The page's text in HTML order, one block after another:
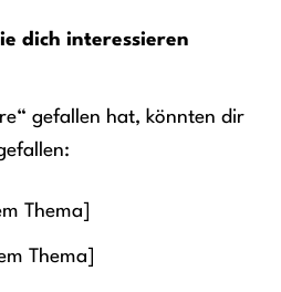
dich interessieren
gefallen hat, könnten dir
Thema]
Thema]